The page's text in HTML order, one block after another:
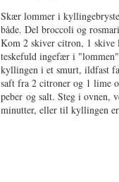
Skær lommer i
både. Del broccoli og
Kom 2 skiver citron, 1
teskefuld ingefær i
kyllingen i et smurt, ildfast
saft fra 2 citroner og 1 lime
peber og salt. Steg i ovnen,
minutter, eller til kyllingen